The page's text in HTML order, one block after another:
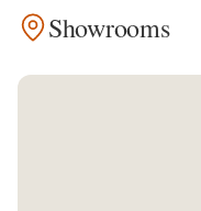
Kontakt
Showrooms